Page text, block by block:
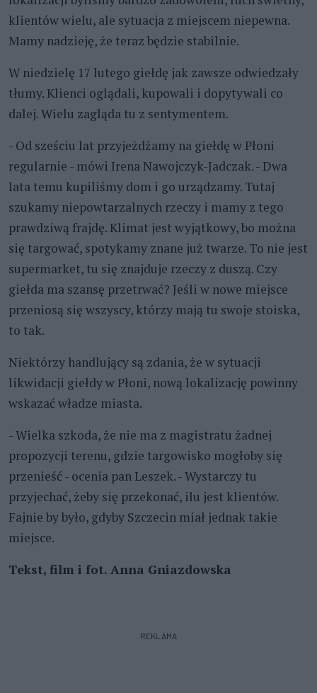
klientów wielu, ale sytuacja z miejscem niepewna.
Mamy nadzieję, że teraz będzie stabilnie.
W niedzielę 17 lutego giełdę jak zawsze odwiedzały
tłumy. Klienci oglądali, kupowali i dopytywali co
dalej. Wielu zagląda tu z sentymentem.
- Od sześciu lat przyjeżdżamy na giełdę w Płoni
regularnie - mówi Irena Nawojczyk-Jadczak. - Dwa
lata temu kupiliśmy dom i go urządzamy. Tutaj
szukamy niepowtarzalnych rzeczy i mamy z tego
prawdziwą frajdę. Klimat jest wyjątkowy, bo można
się targować, spotykamy znane już twarze. To nie jest
supermarket, tu się znajduje rzeczy z duszą. Czy
giełda ma szansę przetrwać? Jeśli w nowe miejsce
przeniosą się wszyscy, którzy mają tu swoje stoiska,
to tak.
Niektórzy handlujący są zdania, że w sytuacji
likwidacji giełdy w Płoni, nową lokalizację powinny
wskazać władze miasta.
- Wielka szkoda, że nie ma z magistratu żadnej
propozycji terenu, gdzie targowisko mogłoby się
przenieść - ocenia pan Leszek. - Wystarczy tu
przyjechać, żeby się przekonać, ilu jest klientów.
Fajnie by było, gdyby Szczecin miał jednak takie
miejsce.
Tekst, film i fot. Anna Gniazdowska
REKLAMA